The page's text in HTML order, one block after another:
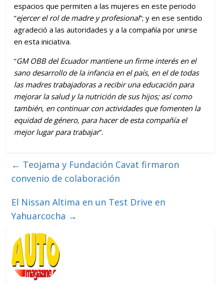
espacios que permiten a las mujeres en este periodo
“ejercer el rol de madre y profesional”; y en ese sentido
agradeció a las autoridades y a la compañía por unirse
en esta iniciativa.
“GM OBB del Ecuador mantiene un firme interés en el
sano desarrollo de la infancia en el país, en el de todas
las madres trabajadoras a recibir una educación para
mejorar la salud y la nutrición de sus hijos; así como
también, en continuar con actividades que fomenten la
equidad de género, para hacer de esta compañía el
mejor lugar para trabajar”.
← Teojama y Fundación Cavat firmaron
convenio de colaboración
El Nissan Altima en un Test Drive en
Yahuarcocha →